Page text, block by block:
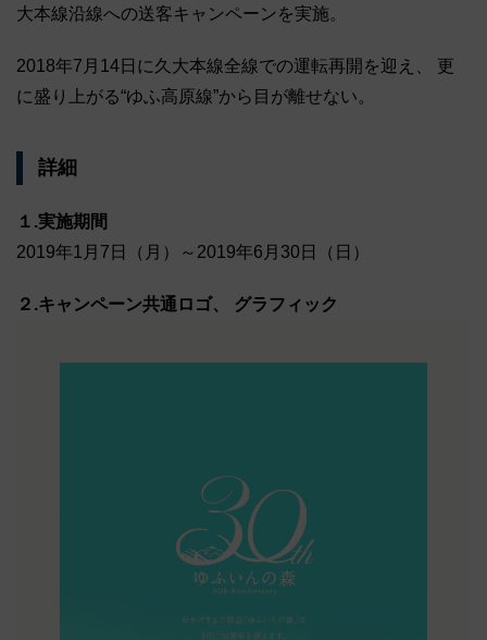
大本線沿線への送客キャンペーンを実施。
2018年7月14日に久大本線全線での運転再開を迎え、 更
に盛り上がる“ゆふ高原線”から目が離せない。
詳細
１.実施期間
2019年1月7日（月）～2019年6月30日（日）
２.キャンペーン共通ロゴ、 グラフィック